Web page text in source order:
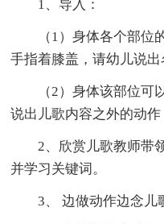
1、导入：
（1）身体各个部
手指着膝盖，请幼儿说出
（2）身体该部位
说出儿歌内容之外的动作
2、欣赏儿歌教师带
并学习关键词。
3、 边做动作边念儿